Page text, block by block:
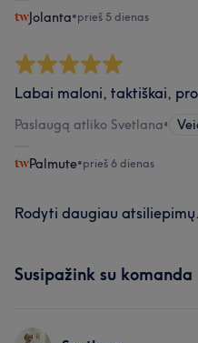
Jolanta•prieš 5 dienas
Labai maloni, taktiškai,
Paslaugą atliko Svetlana•
Palmute•prieš 6 dienas
Rodyti daugiau
Susipažink su komanda